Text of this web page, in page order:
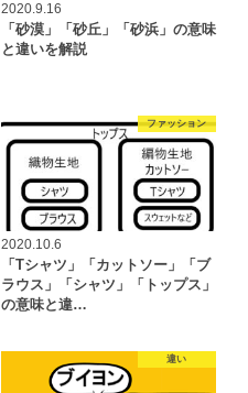
2020.9.16
「砂漠」「砂丘」「砂浜」の意味
と違いを解説
ファッション
2020.10.6
「Tシャツ」「カットソー」「ブ
ラウス」「シャツ」「トップス」
の意味と違…
違い